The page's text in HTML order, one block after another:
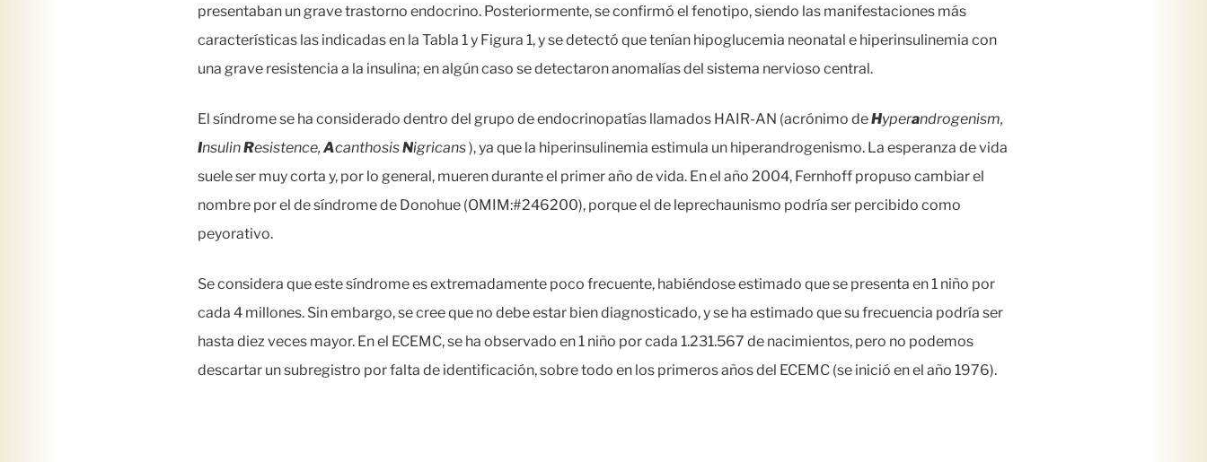
presentaban un grave trastorno endocrino. Posteriormente, se confirmó el fenotipo, siendo las manifestaciones más
características las indicadas en la Tabla 1 y Figura 1, y se detectó que tenían hipoglucemia neonatal e hiperinsulinemia con
una grave resistencia a la insulina; en algún caso se detectaron anomalías del sistema nervioso central.
El síndrome se ha considerado dentro del grupo de endocrinopatías llamados HAIR-AN (acrónimo deHyperandrogenism,
InsulinResistence, AcanthosisNigricans), ya que la hiperinsulinemia estimula un hiperandrogenismo. La esperanza de vida
suele ser muy corta y, por lo general, mueren durante el primer año de vida. En el año 2004, Fernhoff propuso cambiar el
nombre por el de síndrome de Donohue (OMIM:#246200), porque el de leprechaunismo podría ser percibido como
peyorativo.
Se considera que este síndrome es extremadamente poco frecuente, habiéndose estimado que se presenta en 1 niño por
cada 4 millones. Sin embargo, se cree que no debe estar bien diagnosticado, y se ha estimado que su frecuencia podría ser
hasta diez veces mayor. En el ECEMC, se ha observado en 1 niño por cada 1.231.567 de nacimientos, pero no podemos
descartar un subregistro por falta de identificación, sobre todo en los primeros años del ECEMC (se inició en el año 1976).